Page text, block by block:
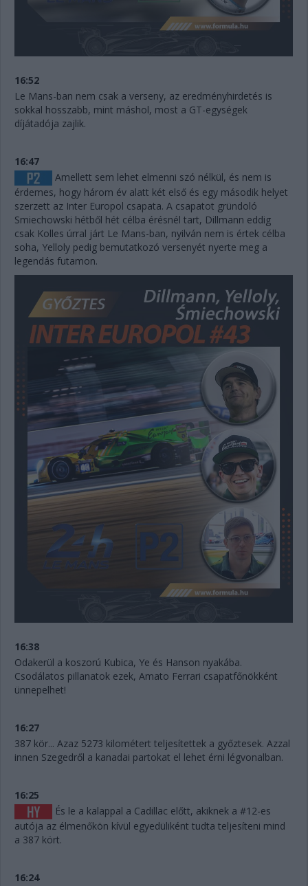
16:52
Le Mans-ban nem csak a verseny, az eredményhirdetés is
sokkal hosszabb, mint máshol, most a GT-egységek
díjátadója zajlik.
16:47
Amellett sem lehet elmenni szó nélkül, és nem is
érdemes, hogy három év alatt két első és egy második helyet
szerzett az Inter Europol csapata. A csapatot gründoló
Smiechowski hétből hét célba érésnél tart, Dillmann eddig
csak Kolles úrral járt Le Mans-ban, nyilván nem is értek célba
soha, Yelloly pedig bemutatkozó versenyét nyerte meg a
legendás futamon.
16:38
Odakerül a koszorú Kubica, Ye és Hanson nyakába.
Csodálatos pillanatok ezek, Amato Ferrari csapatfőnökként
ünnepelhet!
16:27
387 kör... Azaz 5273 kilométert teljesítettek a győztesek. Azzal
innen Szegedről a kanadai partokat el lehet érni légvonalban.
16:25
És le a kalappal a Cadillac előtt, akiknek a #12-es
autója az élmenőkön kívül egyedüliként tudta teljesíteni mind
a 387 kört.
16:24